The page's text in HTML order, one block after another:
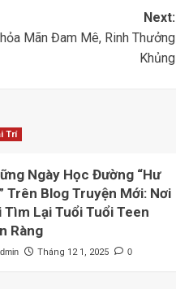
Next:
Mãn Đam Mê, Rinh Thưởng
Khủng
Trí
Ngày Học Đường “Hư
Trên Blog Truyện Mới: Nơi
Tìm Lại Tuổi Tuổi Teen
Ràng
Tháng 12 1, 2025 0